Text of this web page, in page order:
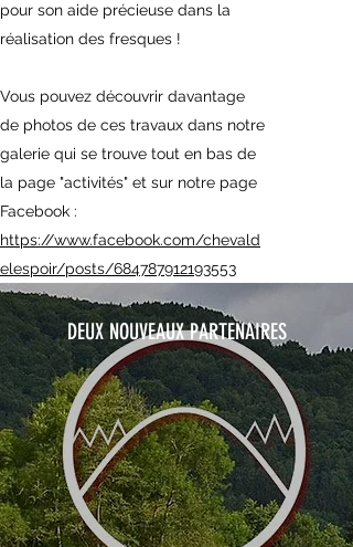
pour son aide précieuse dans la
réalisation des fresques !
Vous pouvez découvrir davantage
de photos de ces travaux dans notre
galerie qui se trouve tout en bas de
la page "activités" et sur notre page
Facebook :
https://www.facebook.com/chevald
elespoir/posts/684787912193553
DEUX NOUVEAUX PARTENAIRES